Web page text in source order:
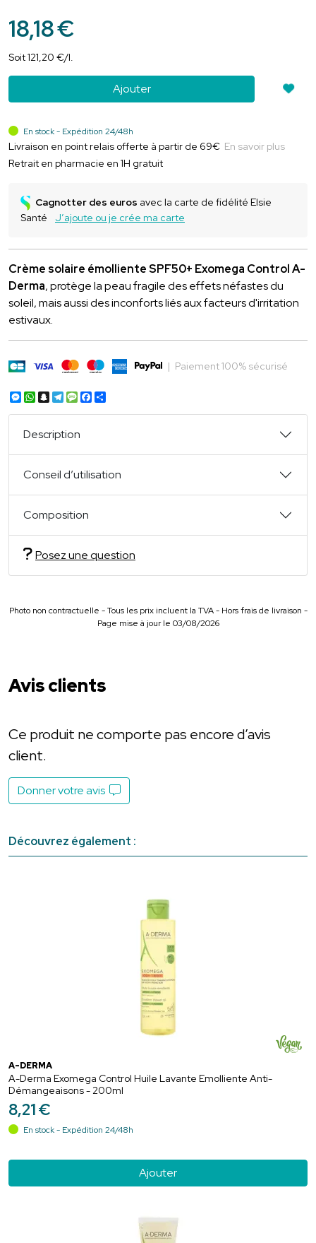
18,18€
Soit121,20 €/l.
Ajouter
En stock - Expédition 24/48h
Livraison en point relais offerte à partir de 69€ En savoir plus
Retrait en pharmacie en 1H gratuit
Cagnotter des euros avec la carte de fidélité Elsie
Santé
J’ajoute ou je crée ma carte
Crème solaire émolliente SPF50+ Exomega Control A-
Derma, protège la peau fragile des effets néfastes du
soleil, mais aussi des inconforts liés aux facteurs d'irritation
estivaux.
| Paiement 100% sécurisé
Messenger
WhatsApp
Snapchat
Telegram
Message
Facebook
Description
Conseil d’utilisation
Composition
Posez une question
Photo non contractuelle - Tous les prix incluent la TVA - Hors frais de livraison -
Page mise à jour le 03/08/2026
Avis clients
Ce produit ne comporte pas encore d’avis
client.
Donner votre avis
Découvrez également :
A-DERMA
A-Derma Exomega Control Huile Lavante Emolliente Anti-
Démangeaisons - 200ml
8,21€
En stock - Expédition 24/48h
Ajouter